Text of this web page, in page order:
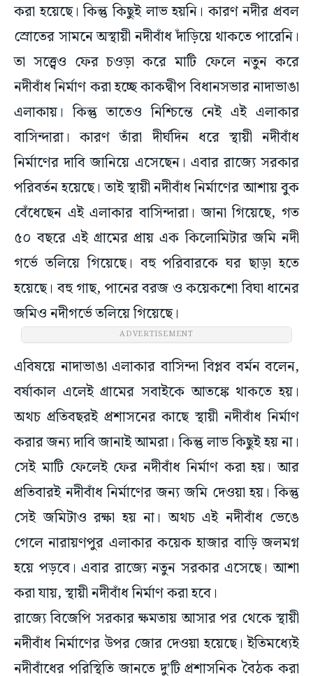
করা হয়েছে। কিন্তু কিছুই লাভ হয়নি। কারণ নদীর প্রবল
স্রোতের সামনে অস্থায়ী নদীবাঁধ দাঁড়িয়ে থাকতে পারেনি।
তা সত্ত্বেও ফের চওড়া করে মাটি ফেলে নতুন করে
নদীবাঁধ নির্মাণ করা হচ্ছে কাকদ্বীপ বিধানসভার নাদাভাঙা
এলাকায়। কিন্তু তাতেও নিশ্চিন্তে নেই এই এলাকার
বাসিন্দারা। কারণ তাঁরা দীর্ঘদিন ধরে স্থায়ী নদীবাঁধ
নির্মাণের দাবি জানিয়ে এসেছেন। এবার রাজ্যে সরকার
পরিবর্তন হয়েছে। তাই স্থায়ী নদীবাঁধ নির্মাণের আশায় বুক
বেঁধেছেন এই এলাকার বাসিন্দারা। জানা গিয়েছে, গত
৫০ বছরে এই গ্রামের প্রায় এক কিলোমিটার জমি নদী
গর্ভে তলিয়ে গিয়েছে। বহু পরিবারকে ঘর ছাড়া হতে
হয়েছে। বহু গাছ, পানের বরজ ও কয়েকশো বিঘা ধানের
জমিও নদীগর্ভে তলিয়ে গিয়েছে।
ADVERTISEMENT
এবিষয়ে নাদাভাঙা এলাকার বাসিন্দা বিপ্লব বর্মন বলেন,
বর্ষাকাল এলেই গ্রামের সবাইকে আতঙ্কে থাকতে হয়।
অথচ প্রতিবছরই প্রশাসনের কাছে স্থায়ী নদীবাঁধ নির্মাণ
করার জন্য দাবি জানাই আমরা। কিন্তু লাভ কিছুই হয় না।
সেই মাটি ফেলেই ফের নদীবাঁধ নির্মাণ করা হয়। আর
প্রতিবারই নদীবাঁধ নির্মাণের জন্য জমি দেওয়া হয়। কিন্তু
সেই জমিটাও রক্ষা হয় না। অথচ এই নদীবাঁধ ভেঙে
গেলে নারায়ণপুর এলাকার কয়েক হাজার বাড়ি জলমগ্ন
হয়ে পড়বে। এবার রাজ্যে নতুন সরকার এসেছে। আশা
করা যায়, স্থায়ী নদীবাঁধ নির্মাণ করা হবে।
রাজ্যে বিজেপি সরকার ক্ষমতায় আসার পর থেকে স্থায়ী
নদীবাঁধ নির্মাণের উপর জোর দেওয়া হয়েছে। ইতিমধ্যেই
নদীবাঁধের পরিস্থিতি জানতে দু’টি প্রশাসনিক বৈঠক করা